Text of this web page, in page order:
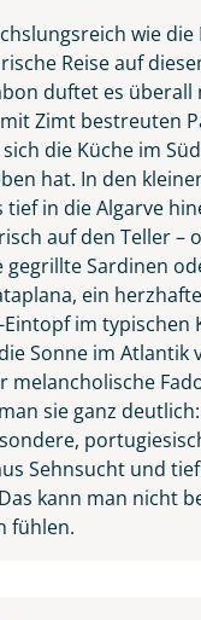
do Camilo an der
Algarve, Portugal
Dorin -
wie
Reise auf
duftet es überall
Zimt bestreuten
die Küche im
hat. In den
tief in die Algarve
auf den Teller –
gegrillte Sardinen
ein
im typischen
Sonne im Atlantik
melancholische
sie ganz
Sehnsucht und
kann man nicht
fühlen.